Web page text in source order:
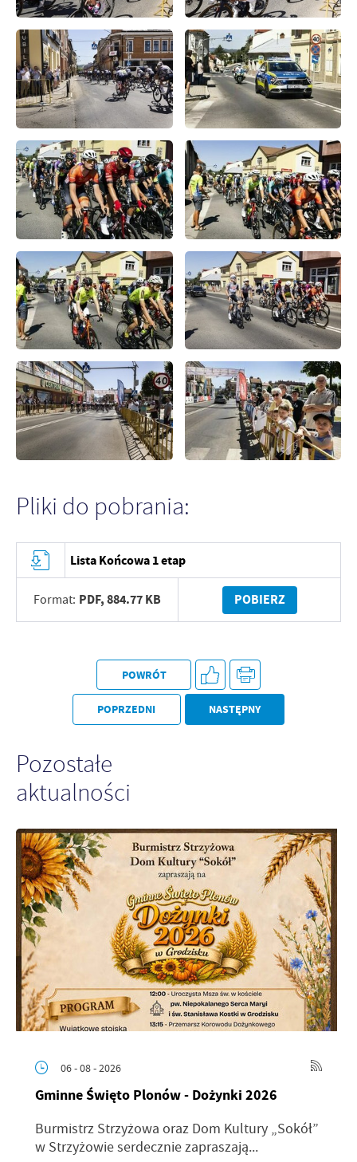
Pliki do pobrania:
Lista Końcowa 1 etap
Format: PDF,884.77 KB POBIERZ
POWRÓT
POPRZEDNI NASTĘPNY
Pozostałe
aktualności
06 - 08 - 2026
Gminne Święto Plonów - Dożynki 2026
Burmistrz Strzyżowa oraz Dom Kultury „Sokół”
w Strzyżowie serdecznie zapraszają...